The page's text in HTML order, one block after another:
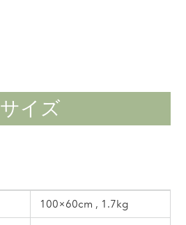
サイズ
100×60cm , 1.7kg